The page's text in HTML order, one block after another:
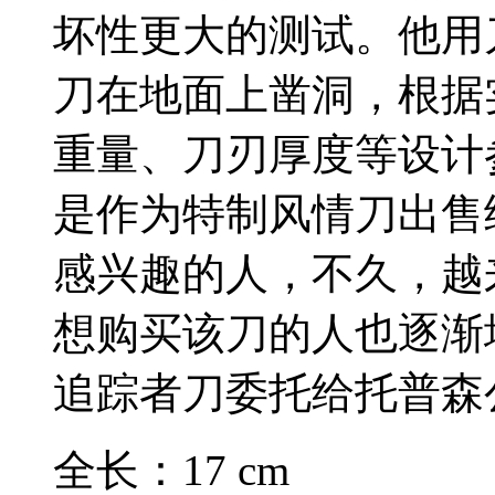
坏性更大的测试。他
刀在地面上凿洞，根
重量、刀刃厚度等设
是作为特制风情刀出
感兴趣的人，不久，
想购买该刀的人也逐
追踪者刀委托给托普
全长：17 cm